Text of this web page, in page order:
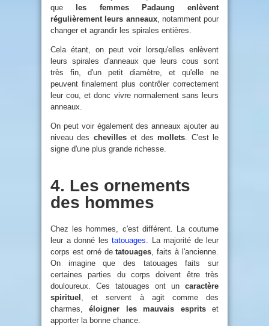
que
les femmes Padaung enlèvent
régulièrement leurs anneaux, notamment pour
changer et agrandir les spirales entières.
Cela étant, on peut voir lorsqu'elles enlèvent
leurs spirales d'anneaux que leurs cous sont
très fin, d'un petit diamètre, et qu'elle ne
peuvent finalement plus contrôler correctement
leur cou, et donc vivre normalement sans leurs
anneaux.
On peut voir également des anneaux ajouter au
niveau des chevilleset desmollets. C'est le
signe d'une plus grande richesse.
4. Les ornements
des hommes
Chez les hommes, c'est différent. La coutume
leur a donné les tatouages. La majorité de leur
corps est orné detatouages, faits à l'ancienne.
On imagine que des tatouages faits sur
certaines parties du corps doivent être très
douloureux. Ces tatouages ont un caractère
spirituel , et servent à agit comme des
charmes,éloigner les mauvais espritset
apporter la bonne chance.